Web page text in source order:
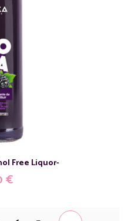
Free Liquor-
€